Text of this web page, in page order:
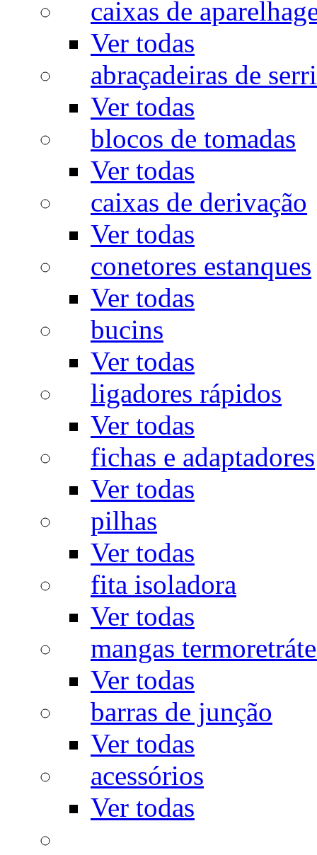
caixas de
Ver todas
abraçadeiras de
Ver todas
blocos de tomadas
Ver todas
caixas de derivação
Ver todas
conetores estanques
Ver todas
bucins
Ver todas
ligadores rápidos
Ver todas
fichas e adaptadores
Ver todas
pilhas
Ver todas
fita isoladora
Ver todas
mangas
Ver todas
barras de junção
Ver todas
acessórios
Ver todas